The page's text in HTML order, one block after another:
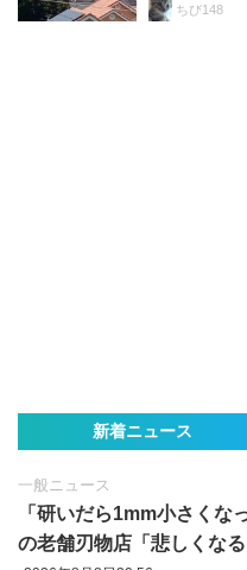
ちび148
新着ニュース
一般ニュース
「研いだら1mm小さくな
の老舗刃物店「悲しくなる